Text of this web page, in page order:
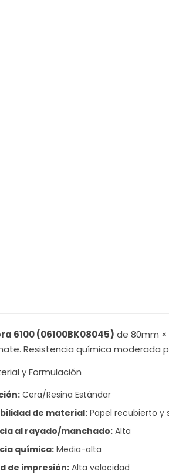
6100 (06100BK08045) de 80mm
Resistencia química moderada
y Formulación
Cera/Resina Estándar
de material: Papel recubierto
al rayado/manchado: Alta
química: Media-alta
de impresión: Alta velocidad